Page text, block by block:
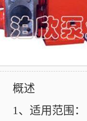
述
、适用范围：